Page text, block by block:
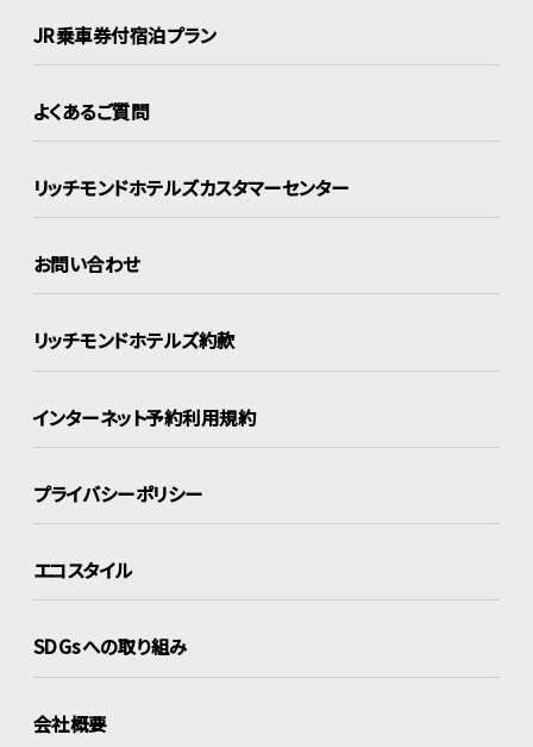
JR乗車券付宿泊プラン
よくあるご質問
リッチモンドホテルズカスタマーセンター
お問い合わせ
リッチモンドホテルズ約款
インターネット予約利用規約
プライバシーポリシー
エコスタイル
SDGsへの取り組み
会社概要